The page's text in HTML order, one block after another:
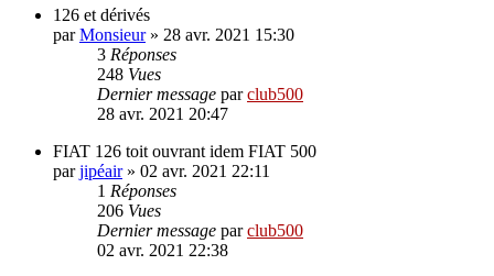
126 et dérivés
parMonsieur» 28 avr. 2021 15:30
3 Réponses
248 Vues
Dernier message parclub500
28 avr. 2021 20:47
FIAT 126 toit ouvrant idem FIAT 500
parjipéair» 02 avr. 2021 22:11
1 Réponses
206 Vues
Dernier message parclub500
02 avr. 2021 22:38